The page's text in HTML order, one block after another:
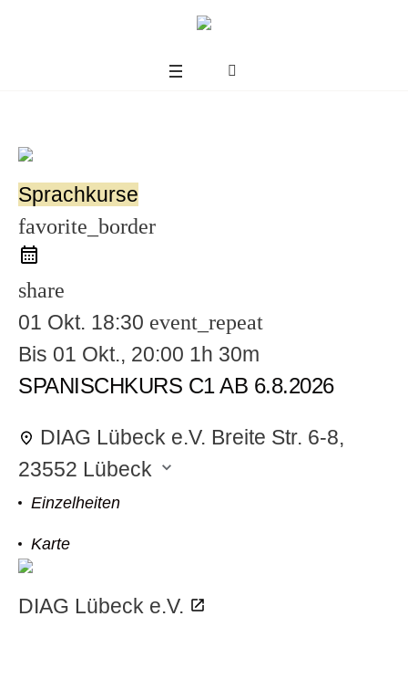
Sprachkurse
favorite_border
share
01 Okt. 18:30 event_repeat
Bis 01 Okt., 20:00 1h 30m
SPANISCHKURS C1 AB 6.8.2026
DIAG Lübeck e.V. Breite Str. 6-8,
23552 Lübeck
Einzelheiten
Karte
DIAG Lübeck e.V.